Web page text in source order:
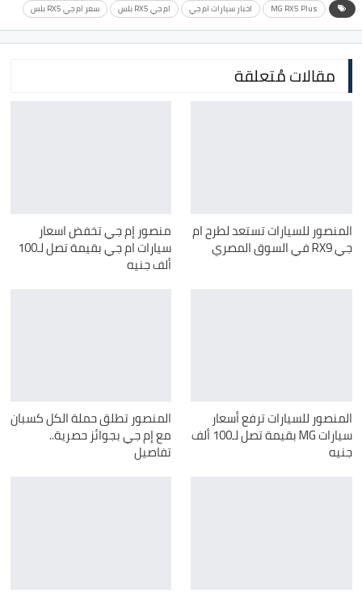
MG RX5 Plus اخبار سيارات ام جي ام جي RX5 بلس سعر ام جي RX5 بلس
مقالات مُتعلقة
المنصور للسيارات تستعد لطرح ام
جي RX9 في السوق المصري
منصور إم جي تخفض اسعار
سيارات ام جي بقيمة تصل لـ100
ألف جنيه
المنصور للسيارات ترفع أسعار
سيارات MG بقيمة تصل لـ100 ألف
جنيه
المنصور تطلق حملة الكل كسبان
مع إم جي بجوائز حصرية..
تفاصيل